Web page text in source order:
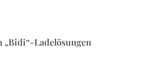
„Bidi“-Ladelösungen